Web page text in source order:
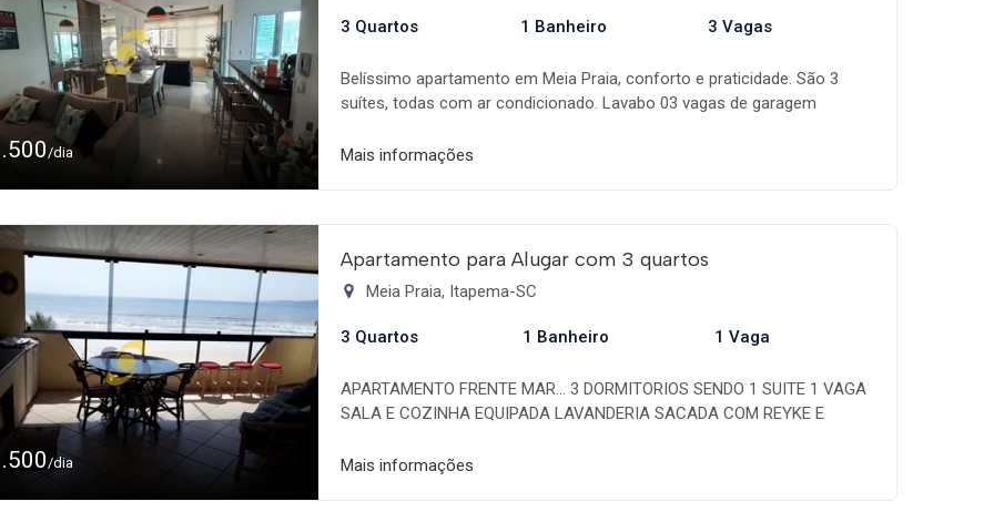
/dia
3 Quartos 1 Banheiro 3 Vagas
Belíssimo apartamento em Meia Praia, conforto e praticidade. São 3
suítes, todas com ar condicionado. Lavabo 03 vagas de garagem
'Reiki'. Ar condicionado na sala. Cozinha equipada com utensílios
Mais informações
/dia
Apartamento para Alugar com 3 quartos
Meia Praia, Itapema-SC
3 Quartos 1 Banheiro 1 Vaga
APARTAMENTO FRENTE MAR... 3 DORMITORIOS SENDO 1 SUITE 1 VAGA
SALA E COZINHA EQUIPADA LAVANDERIA SACADA COM REYKE E
Mais informações